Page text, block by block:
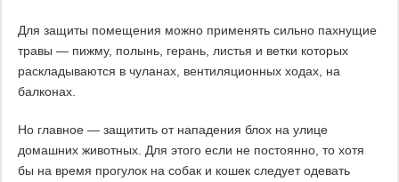
Для защиты помещения можно применять сильно пахнущие
травы — пижму, полынь, герань, листья и ветки которых
раскладываются в чуланах, вентиляционных ходах, на
балконах.
Но главное — защитить от нападения блох на улице
домашних животных. Для этого если не постоянно, то хотя
бы на время прогулок на собак и кошек следует одевать